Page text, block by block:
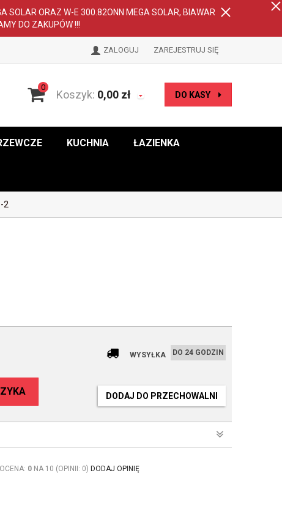
SOLAR ORAZ W-E 300.82ONN MEGA SOLAR, BIAWAR
DO ZAKUPÓW !!!
ZALOGUJ ZAREJESTRUJ SIĘ
0
Koszyk: 0,00 zł DO KASY
KUCHNIA ŁAZIENKA
2
WYSYŁKA DO 24 GODZIN
DODAJ DO PRZECHOWALNI
OCENA: 0 NA 10 (OPINII: 0) DODAJ OPINIĘ